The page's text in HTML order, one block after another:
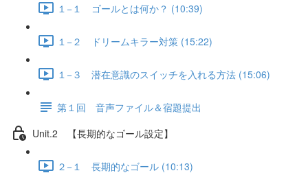
１−１ ゴールとは何か？ (10:39)
１−２ ドリームキラー対策 (15:22)
１−３ 潜在意識のスイッチを入れる方法 (15:06)
第１回 音声ファイル＆宿題提出
Unit.2 【長期的なゴール設定】
２−１ 長期的なゴール (10:13)